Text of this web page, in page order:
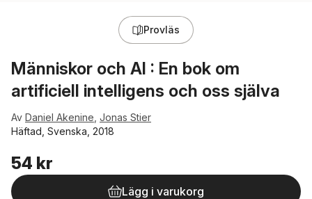
Provläs
Människor och AI : En bok om
artificiell intelligens och oss själva
Av Daniel Akenine Jonas Stier
Häftad, Svenska, 2018
54 kr
Lägg i varukorg